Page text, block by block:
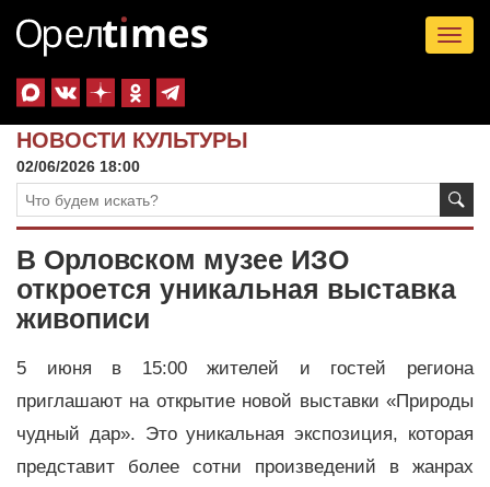
НОВОСТИ КУЛЬТУРЫ
02/06/2026 18:00
В Орловском музее ИЗО
откроется уникальная выставка
живописи
5 июня в 15:00 жителей и гостей региона
приглашают на открытие новой выставки «Природы
чудный дар». Это уникальная экспозиция, которая
представит более сотни произведений в жанрах